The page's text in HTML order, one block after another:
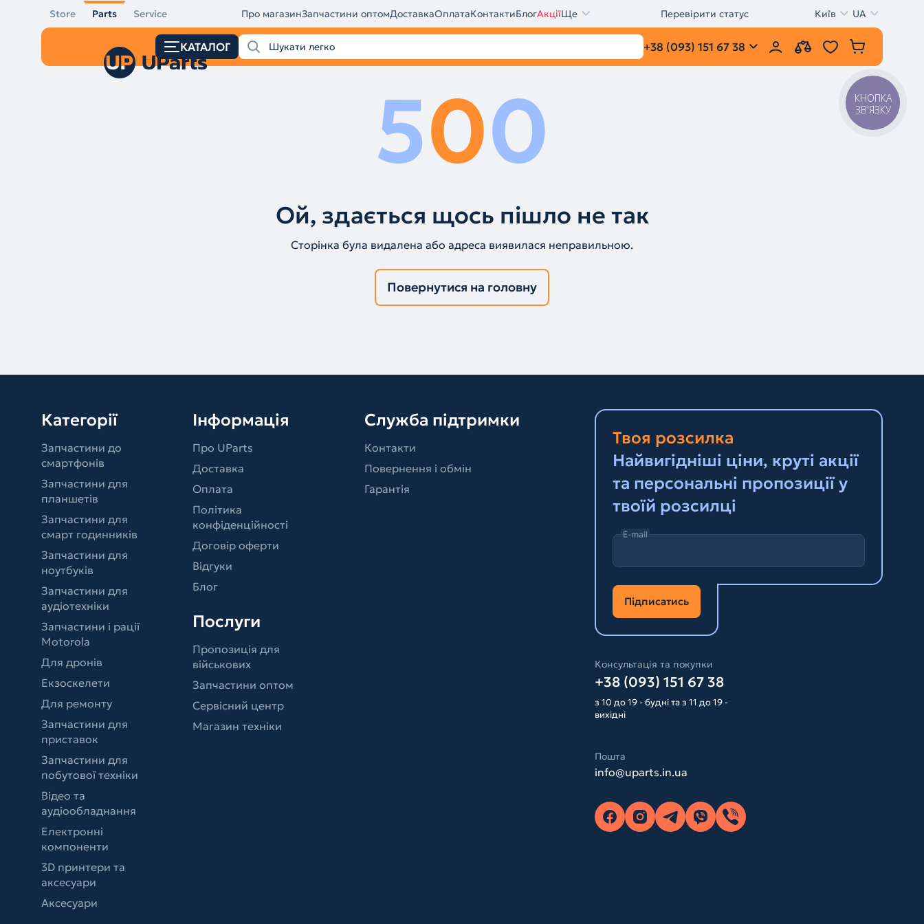
Store Parts Service Про магазинЗапчастини оптомДоставкаОплатаКонтактиБлогАкціїЩе Перевірити статус Київ UA
КАТАЛОГ +38 (093) 151 67 38
500
Ой, здається щось пішло не так
Сторінка була видалена або адреса виявилася неправильною.
Повернутися на головну
Категорії
Запчастини до
смартфонів
Запчастини для
планшетів
Запчастини для
смарт годинників
Запчастини для
ноутбуків
Запчастини для
аудіотехніки
Запчастини і рації
Motorola
Для дронів
Екзоскелети
Для ремонту
Запчастини для
приставок
Запчастини для
побутової техніки
Відео та
аудіообладнання
Електронні
компоненти
3D принтери та
аксесуари
Аксесуари
Інформація
Про UParts
Доставка
Оплата
Політика
конфіденційності
Договір оферти
Відгуки
Блог
Послуги
Пропозиція для
військових
Запчастини оптом
Сервісний центр
Магазин техніки
Служба підтримки
Контакти
Повернення і обмін
Гарантія
Твоя розсилка
Найвигідніші ціни, круті акції
та персональні пропозиції у
твоїй розсилці
E-mail
Підписатись
Консультація та покупки
+38 (093) 151 67 38
з 10 до 19 - будні та з 11 до 19 -
вихідні
Пошта
info@uparts.in.ua
КНОПКА
ЗВ'ЯЗКУ